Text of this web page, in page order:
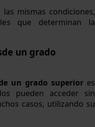
mismas condiciones,
que determinan la
un grado
un grado superior es
pueden acceder sin
casos, utilizando su